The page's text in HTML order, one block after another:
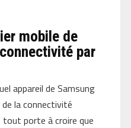
mobile de
par
appareil de Samsung
la connectivité
tout porte à croire que